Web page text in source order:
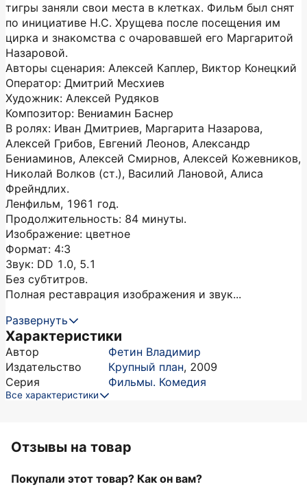
тигры заняли свои места в клетках. Фильм был снят
по инициативе Н.С. Хрущева после посещения им
цирка и знакомства с очаровавшей его Маргаритой
Назаровой.
Авторы сценария: Алексей Каплер, Виктор Конецкий
Оператор: Дмитрий Месхиев
Художник: Алексей Рудяков
Композитор: Вениамин Баснер
В ролях: Иван Дмитриев, Маргарита Назарова,
Алексей Грибов, Евгений Леонов, Александр
Бениаминов, Алексей Смирнов, Алексей Кожевников,
Николай Волков (ст.), Василий Лановой, Алиса
Фрейндлих.
Ленфильм, 1961 год.
Продолжительность: 84 минуты.
Изображение: цветное
Формат: 4:3
Звук: DD 1.0, 5.1
Без субтитров.
Полная реставрация изображения и звук...
Развернуть
Характеристики
Автор
Фетин Владимир
Издательство
Крупный план, 2009
Серия
Фильмы. Комедия
Все характеристики
Отзывы на товар
Покупали этот товар? Как он вам?